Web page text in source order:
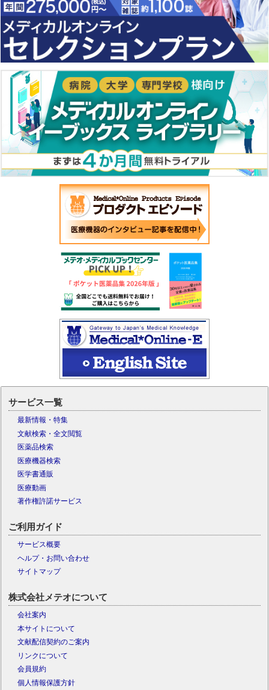
サービス一覧
最新情報・特集
文献検索・全文閲覧
医薬品検索
医療機器検索
医学書通販
医療動画
著作権許諾サービス
ご利用ガイド
サービス概要
ヘルプ・お問い合わせ
サイトマップ
株式会社メテオについて
会社案内
本サイトについて
文献配信契約のご案内
リンクについて
会員規約
個人情報保護方針